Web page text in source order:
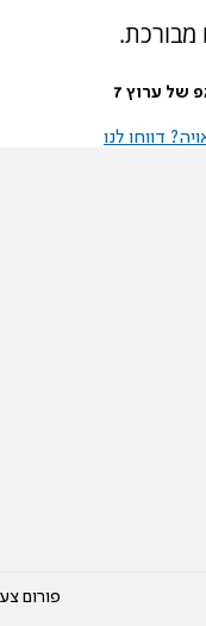
מבורכת.
של ערוץ 7
דווחו לנו
פורום